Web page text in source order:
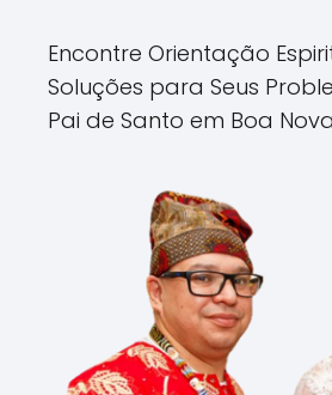
Encontre Orientação
Soluções para Seus
Pai de Santo em Boa